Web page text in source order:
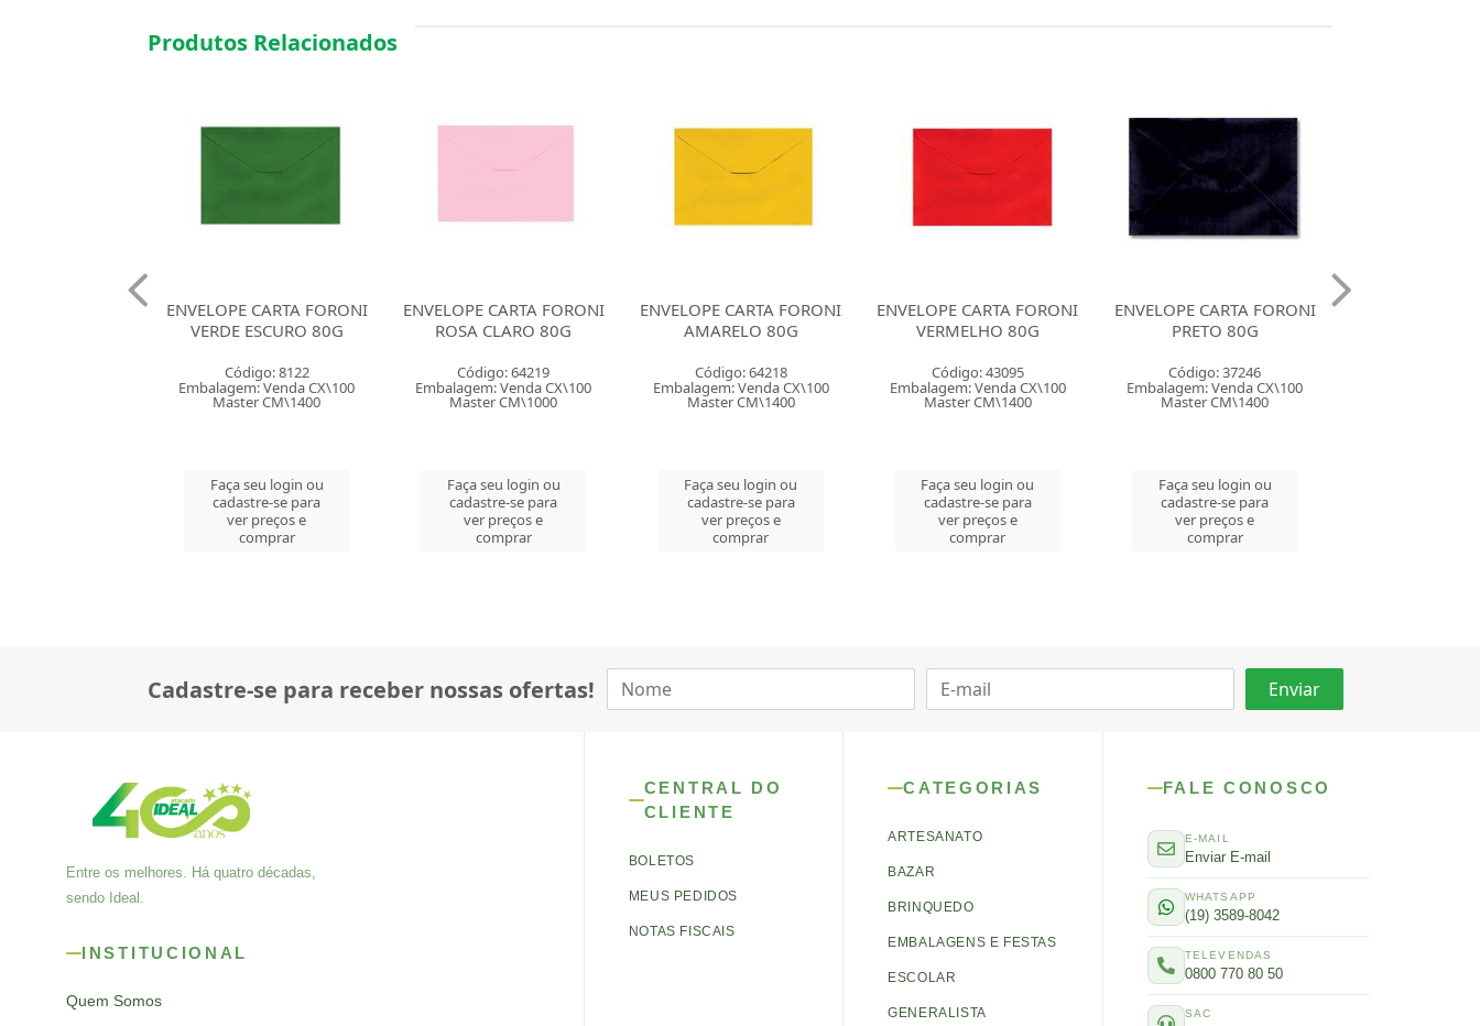
Produtos Relacionados
ENVELOPE CARTA FORONI
ROSA CLARO 80G
Código: 64219
Embalagem: Venda CX\100
Master CM\1000
Faça seu login ou
cadastre-se para
ver preços e
comprar
ENVELOPE CARTA FORONI
AMARELO 80G
Código: 64218
Embalagem: Venda CX\100
Master CM\1400
Faça seu login ou
cadastre-se para
ver preços e
comprar
ENVELOPE CARTA FORONI
VERMELHO 80G
Código: 43095
Embalagem: Venda CX\100
Master CM\1400
Faça seu login ou
cadastre-se para
ver preços e
comprar
ENVELOPE CARTA FORONI
PRETO 80G
Código: 37246
Embalagem: Venda CX\100
Master CM\1400
Faça seu login ou
cadastre-se para
ver preços e
comprar
ENVELOPE CARTA FORONI
AZUL ROYAL 80G
Código: 37225
Embalagem: Venda CX\100
Master CM\1400
Faça seu login ou
cadastre-se para
ver preços e
comprar
Cadastre-se para receber nossas ofertas!
Entre os melhores. Há quatro décadas,
sendo Ideal.
INSTITUCIONAL
Quem Somos
CENTRAL DO
CLIENTE
BOLETOS
MEUS PEDIDOS
NOTAS FISCAIS
CATEGORIAS
ARTESANATO
BAZAR
BRINQUEDO
EMBALAGENS E FESTAS
ESCOLAR
GENERALISTA
FALE CONOSCO
E-MAIL
Enviar E-mail
WHATSAPP
(19) 3589-8042
TELEVENDAS
0800 770 80 50
SAC